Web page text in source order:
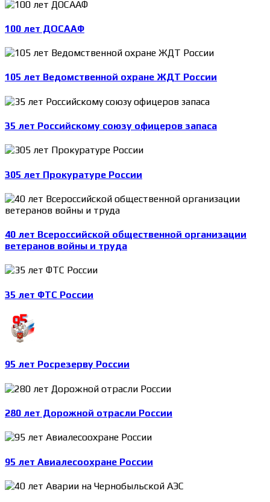
100 лет ДОСААФ
105 лет Ведомственной охране ЖДТ России
35 лет Российскому союзу офицеров запаса
305 лет Прокуратуре России
40 лет Всероссийской общественной организации
ветеранов войны и труда
35 лет ФТС России
95 лет Росрезерву России
280 лет Дорожной отрасли России
95 лет Авиалесоохране России